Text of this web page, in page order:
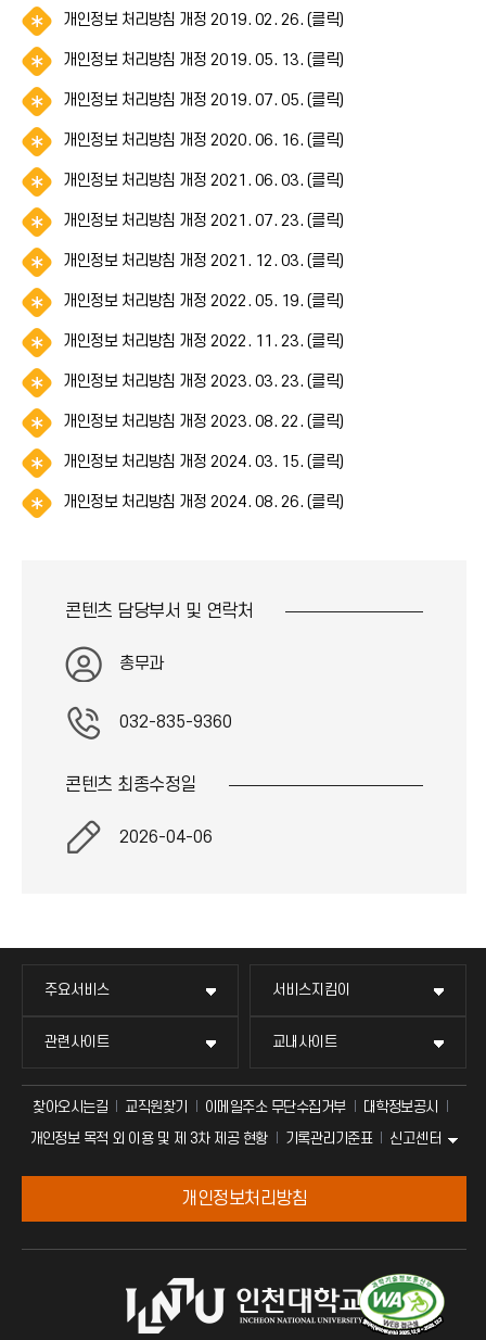
이
)
아
이
)
(
아
이
)
개인정보 처리방침 개정 2019. 02. 26. (클릭)알
(
아
이
)
개인정보 처리방침 개정 2019. 05. 13. (클릭)알
(
아
이
)
개인정보 처리방침 개정 2019. 07. 05. (클릭)알
(
아
이
)
개인정보 처리방침 개정 2020. 06. 16. (클릭)알
(
아
이
)
개인정보 처리방침 개정 2021. 06. 03. (클릭)알
(
아
이
)
개인정보 처리방침 개정 2021. 07. 23. (클릭)알
(
아
이
)
개인정보 처리방침 개정 2021. 12. 03. (클릭)알
(
아
이
)
개인정보 처리방침 개정 2022. 05. 19. (클릭)알
(
아
이
)
개인정보 처리방침 개정 2022. 11. 23. (클릭)알
(
아
이
)
개인정보 처리방침 개정 2023. 03. 23. (클릭)알
(
아
이
개인정보 처리방침 개정 2023. 08. 22. (클릭)알
(
아
개인정보 처리방침 개정 2024. 03. 15. (클릭)알
(
개인정보 처리방침 개정 2024. 08. 26. (클릭)알
이
콘텐츠 담당부서 및 연락처
총무과
032-835-9360
콘텐츠 최종수정일
2026-04-06
주요서비스 서비스지킴이
관련사이트 교내사이트
찾아오시는길 교직원찾기 이메일주소 무단수집거부
대학정보공시
개인정보 목적 외 이용 및 제 3차 제공 현황
기록관리기준표 신고센터
개인정보처리방침